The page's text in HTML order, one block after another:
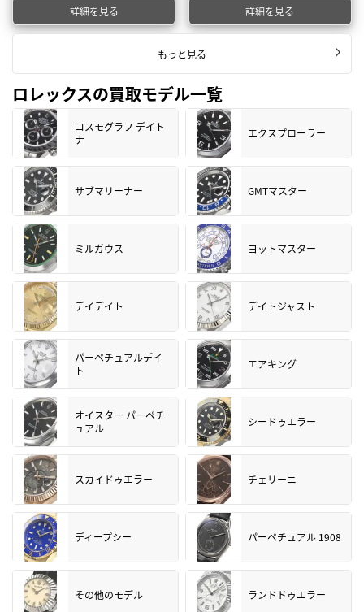
詳細を見る 詳細を見る
もっと見る
ロレックスの買取モデル一覧
コスモグラフ デイト
ナ
エクスプローラー
サブマリーナー GMTマスター
ミルガウス ヨットマスター
デイデイト デイトジャスト
パーペチュアルデイ
ト
エアキング
オイスター パーペチ
ュアル
シードゥエラー
スカイドゥエラー チェリーニ
ディープシー パーペチュアル 1908
その他のモデル ランドドゥエラー